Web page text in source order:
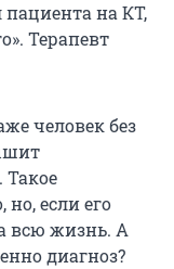
пациента на КТ,
Терапевт
человек без
Такое
но, если его
всю жизнь. А
диагноз?